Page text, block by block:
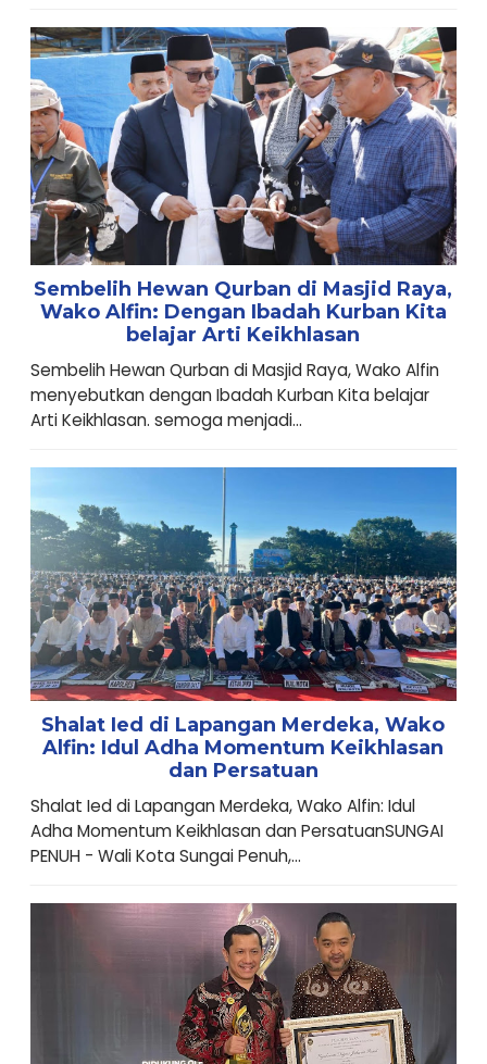
Sembelih Hewan Qurban di Masjid Raya,
Wako Alfin: Dengan Ibadah Kurban Kita
belajar Arti Keikhlasan
Sembelih Hewan Qurban di Masjid Raya, Wako Alfin
menyebutkan dengan Ibadah Kurban Kita belajar
Arti Keikhlasan. semoga menjadi...
Shalat Ied di Lapangan Merdeka, Wako
Alfin: Idul Adha Momentum Keikhlasan
dan Persatuan
Shalat Ied di Lapangan Merdeka, Wako Alfin: Idul
Adha Momentum Keikhlasan dan PersatuanSUNGAI
PENUH - Wali Kota Sungai Penuh,...